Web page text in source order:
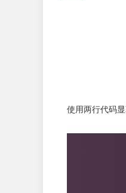
使用两行代码